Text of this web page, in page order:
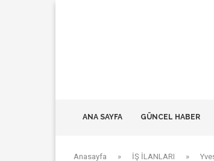
ANA SAYFA GÜNCEL HABER
Anasayfa » İŞ İLANLARI »